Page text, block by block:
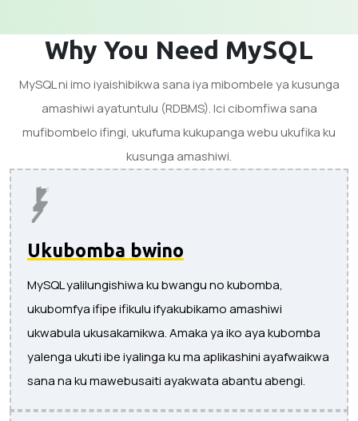
Why You Need MySQL
MySQL ni imo iyaishibikwa sana iya mibombele ya kusunga
amashiwi ayatuntulu (RDBMS). Ici cibomfiwa sana
mufibombelo ifingi, ukufuma kukupanga webu ukufika ku
kusunga amashiwi.
Ukubomba bwino
MySQL yalilungishiwa ku bwangu no kubomba,
ukubomfya ifipe ifikulu ifyakubikamo amashiwi
ukwabula ukusakamikwa. Amaka ya iko aya kubomba
yalenga ukuti ibe iyalinga ku ma aplikashini ayafwaikwa
sana na ku mawebusaiti ayakwata abantu abengi.